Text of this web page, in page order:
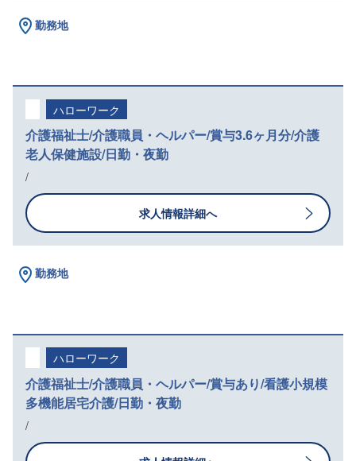
勤務地
ハローワーク
介護福祉士/介護職員・ヘルパー/賞与3.6ヶ月分/介護
老人保健施設/日勤・夜勤
/
求人情報詳細へ
勤務地
ハローワーク
介護福祉士/介護職員・ヘルパー/賞与あり/看護小規模
多機能居宅介護/日勤・夜勤
/